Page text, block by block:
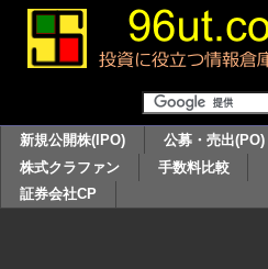
新規公開株(IPO) 公募・売出(PO)
株式クラファン
手数料比較
証券会社CP